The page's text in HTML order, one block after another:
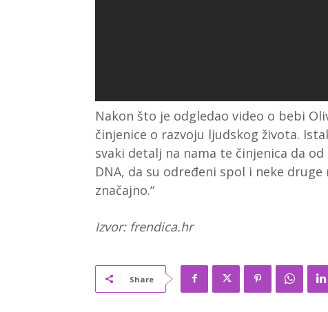
Nakon što je odgledao video o bebi
činjenice o razvoju ljudskog života.
svaki detalj na nama te činjenica da
DNA, da su određeni spol i neke
značajno.“
Izvor: frendica.hr
Share